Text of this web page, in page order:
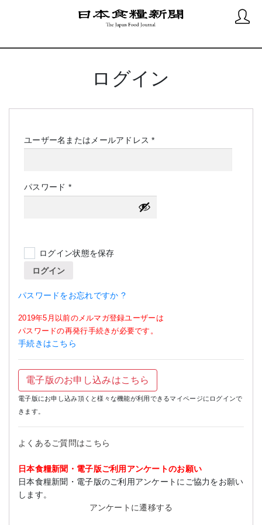
ログイン
ユーザー名またはメールアドレス*必
パスワード *必
須
ログイン状態を保存
ログイン
パスワードをお忘れですか ?
2019年5月以前のメルマガ登録ユーザーは
パスワードの再発行手続きが必要です。
手続きはこちら
電子版のお申し込みはこちら
電子版にお申し込み頂くと様々な機能が利用できるマイページにログインで
きます。
よくあるご質問はこちら
日本食糧新聞・電子版ご利用アンケートのお願い
日本食糧新聞・電子版のご利用アンケートにご協力をお願い
します。
アンケートに遷移する